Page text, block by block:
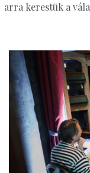
arra kerestük a